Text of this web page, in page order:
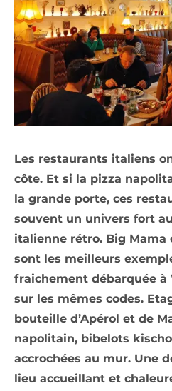
Les restaurants italiens
côte. Et si la pizza
la grande porte, ces
souvent un univers fort
italienne rétro. Big Mama
sont les meilleurs
fraichement débarquée à
sur les mêmes codes.
bouteille d’Apérol et de
napolitain, bibelots
accrochées au mur. Une
lieu accueillant et